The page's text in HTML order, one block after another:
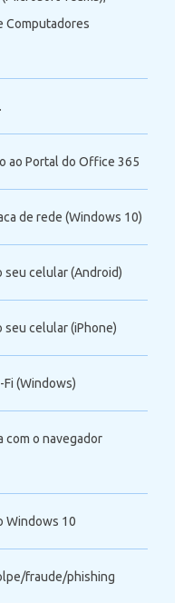
Computadores
ao Portal do Office 365
de rede (Windows 10)
seu celular (Android)
celular (iPhone)
(Windows)
com o navegador
Windows 10
fraude/phishing